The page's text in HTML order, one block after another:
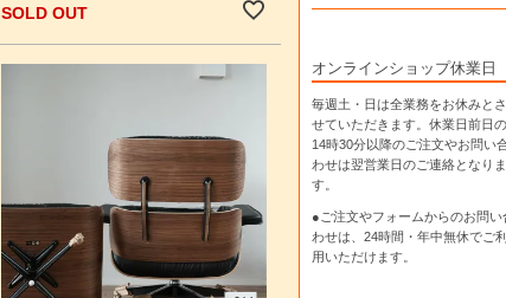
SOLD OUT
オンラインショップ休業日
毎週土・日は全業務をお休みとさ
せていただきます。休業日前日の
14時30分以降のご注文やお問い
わせは翌営業日のご連絡となりま
す。
●ご注文やフォームからのお問い
わせは、 24時間・年中無休でご利
用いただけます。